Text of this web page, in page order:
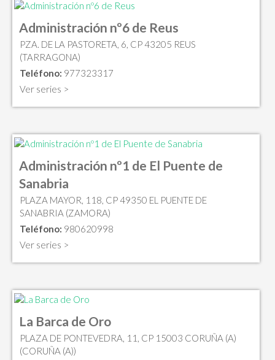
Administración nº6 de Reus
PZA. DE LA PASTORETA, 6, CP 43205 REUS
(TARRAGONA)
Teléfono: 977323317
Ver series >
Administración nº1 de El Puente de
Sanabria
PLAZA MAYOR, 118, CP 49350 EL PUENTE DE
SANABRIA (ZAMORA)
Teléfono: 980620998
Ver series >
La Barca de Oro
PLAZA DE PONTEVEDRA, 11, CP 15003 CORUÑA (A)
(CORUÑA (A))